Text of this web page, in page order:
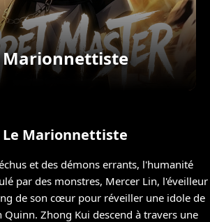
Marionnettiste
Le Marionnettiste
et des démons errants, l'humanité
par des monstres, Mercer Lin, l'éveilleur
de son cœur pour réveiller une idole de
Quinn. Zhong Kui descend à travers une